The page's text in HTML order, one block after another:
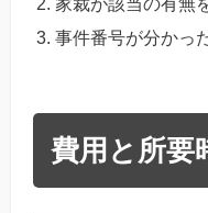
家裁が該当の有無
事件番号が分かっ
費用と所要